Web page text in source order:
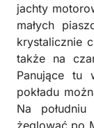
jachty
małych
krystalicznie
także na
Panujące tu
pokładu
Na